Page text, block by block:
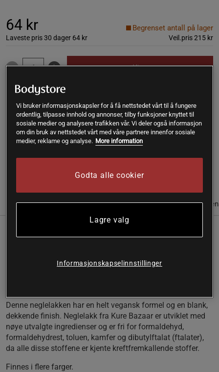
64 kr
Laveste pris 30 dager 64 kr Veil.pris215 kr
Begrenset antall på lager
Kjøp
Gratis frakt over 399 kr
SKU #A12126-09| EAN30114999
Neglelakk fra Kure Bazaar har en nøye utvalgt formel som
Informasjon Anmeldelser Næringsinformasjon &
Neglelakk fra Kure Bazaar har en nøye utvalgt formel som
Dekkende formel
Denne neglelakken har en helt vegansk formel og en blank,
dekkende finish. Neglelakk fra Kure Bazaar er utviklet med
nøye utvalgte ingredienser og er fri for formaldehyd,
formaldehydrest, toluen, kamfer og dibutylftalat (ftalater),
da alle disse stoffene er kjente kreftfremkallende stoffer.
Finnes i flere farger.
Vi bruker informasjonskapsler for å få nettstedet vårt til å fungere
ordentlig, tilpasse innhold og annonser, tilby funksjoner knyttet til
sosiale medier og analysere trafikken vår. Vi deler også informasjon
om din bruk av nettstedet vårt med våre partnere innenfor sosiale
medier, reklame og analyse. More information
Godta alle cookier
Lagre valg
Informasjonskapselinnstillinger